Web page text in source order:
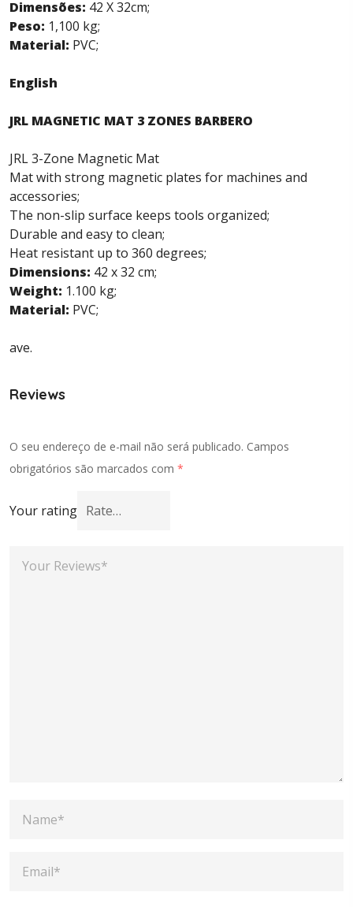
Dimensões: 42 X 32cm;
Peso: 1,100 kg;
Material: PVC;
English
JRL MAGNETIC MAT 3 ZONES BARBERO
JRL 3-Zone Magnetic Mat
Mat with strong magnetic plates for machines and
accessories;
The non-slip surface keeps tools organized;
Durable and easy to clean;
Heat resistant up to 360 degrees;
Dimensions: 42 x 32 cm;
Weight: 1.100 kg;
Material: PVC;
ave.
Reviews
O seu endereço de e-mail não será publicado. Campos
obrigatórios são marcados com *
Your rating